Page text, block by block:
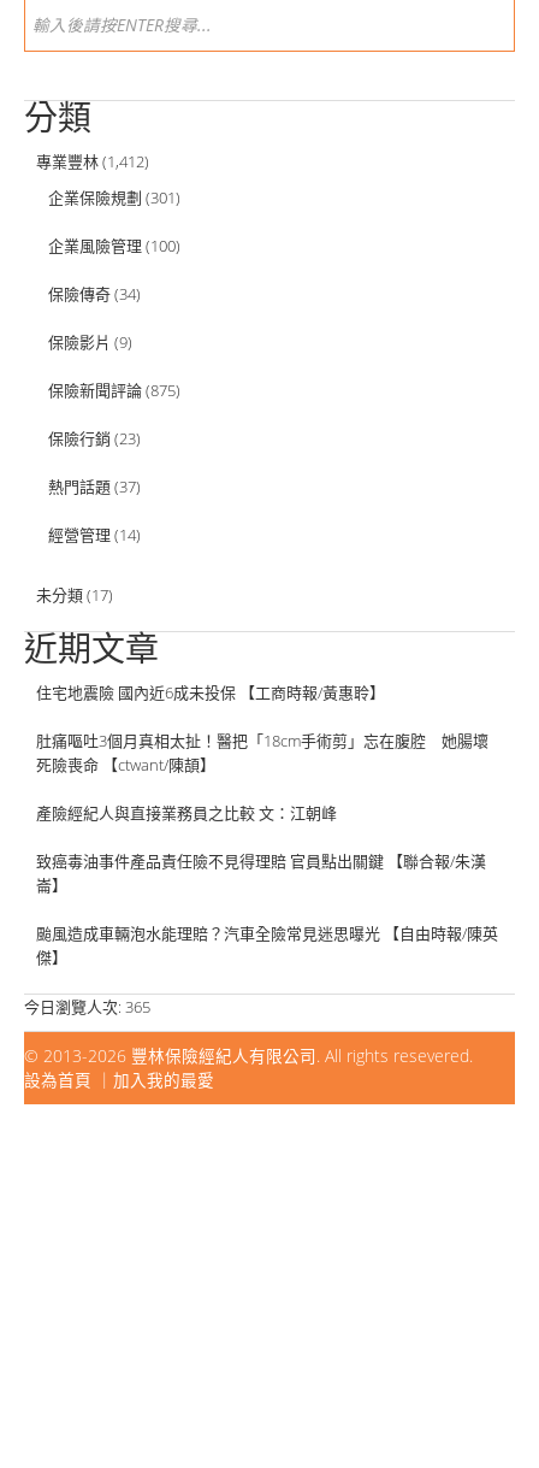
分類
專業豐林(1,412)
企業保險規劃 (301)
企業風險管理 (100)
保險傳奇(34)
保險影片 (9)
保險新聞評論(875)
保險行銷 (23)
熱門話題(37)
經營管理 (14)
未分類(17)
近期文章
住宅地震險 國內近6成未投保 【工商時報/黃惠聆】
肚痛嘔吐3個月真相太扯！醫把「18cm手術剪」忘在腹腔 她腸壞
死險喪命 【ctwant/陳頡】
產險經紀人與直接業務員之比較 文：江朝峰
致癌毒油事件產品責任險不見得理賠 官員點出關鍵 【聯合報/朱漢
崙】
颱風造成車輛泡水能理賠？汽車全險常見迷思曝光 【自由時報/陳英
傑】
今日瀏覽人次: 365
© 2013-2026 豐林保險經紀人有限公司. All rights resevered.
設為首頁 ｜ 加入我的最愛